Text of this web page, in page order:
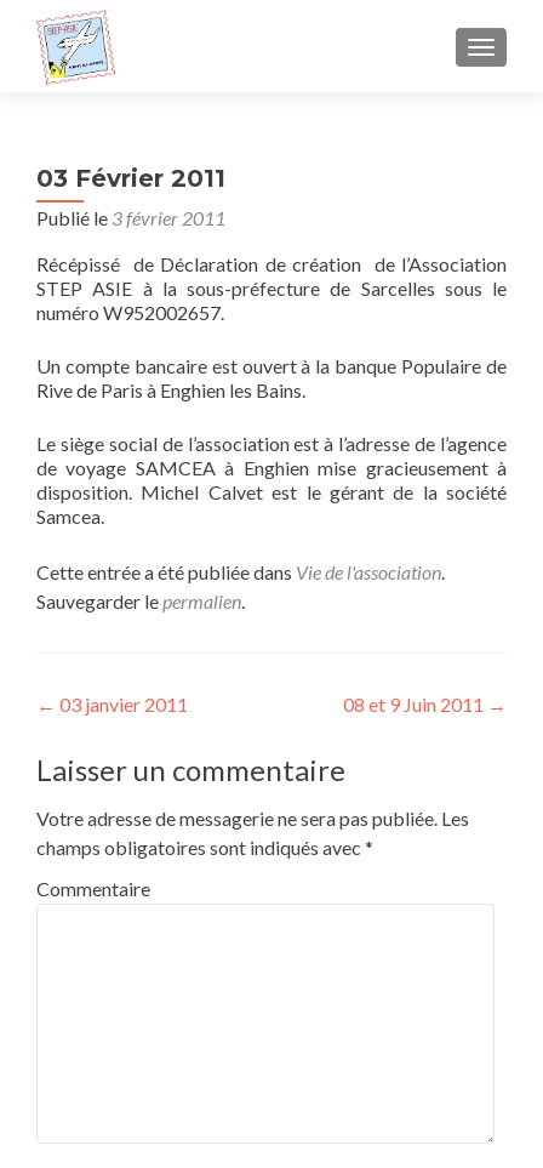
03 Février 2011
Publié le 3 février 2011
Récépissé de Déclaration de création de l’Association
STEP ASIE à la sous-préfecture de Sarcelles sous le
numéro W952002657.
Un compte bancaire est ouvert à la banque Populaire de
Rive de Paris à Enghien les Bains.
Le siège social de l’association est à l’adresse de l’agence
de voyage SAMCEA à Enghien mise gracieusement à
disposition. Michel Calvet est le gérant de la société
Samcea.
Cette entrée a été publiée dans Vie de l'association.
Sauvegarder lepermalien.
Navigation de l’article
← 03 janvier 2011 08 et 9 Juin 2011 →
Laisser un commentaire
Votre adresse de messagerie ne sera pas publiée. Les
champs obligatoires sont indiqués avec *
Commentaire